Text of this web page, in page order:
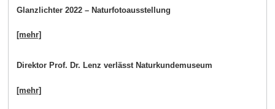
Glanzlichter 2022 – Naturfotoausstellung
[mehr]
Direktor Prof. Dr. Lenz verlässt Naturkundemuseum
[mehr]